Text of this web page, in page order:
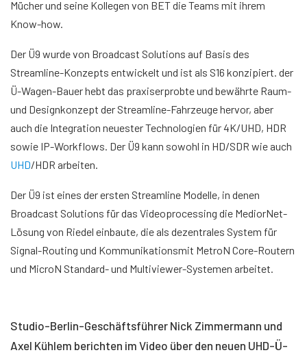
Mücher und seine Kollegen von BET die Teams mit ihrem
Know-how.
Der Ü9 wurde von Broadcast Solutions auf Basis des
Streamline-Konzepts entwickelt und ist als S16 konzipiert. der
Ü-Wagen-Bauer hebt das praxiserprobte und bewährte Raum-
und Designkonzept der Streamline-Fahrzeuge hervor, aber
auch die Integration neuester Technologien für 4K/UHD, HDR
sowie IP-Workflows. Der Ü9 kann sowohl in HD/SDR wie auch
UHD/HDR arbeiten.
Der Ü9 ist eines der ersten Streamline Modelle, in denen
Broadcast Solutions für das Videoprocessing die MediorNet-
Lösung von Riedel einbaute, die als dezentrales System für
Signal-Routing und Kommunikationsmit MetroN Core-Routern
und MicroN Standard- und Multiviewer-Systemen arbeitet.
Video von YouTube laden. Mit dem Laden akzeptieren Sie YouTube-
Studio-Berlin-Geschäftsführer Nick Zimmermann und
Axel Kühlem berichten im Video über den neuen UHD-Ü-